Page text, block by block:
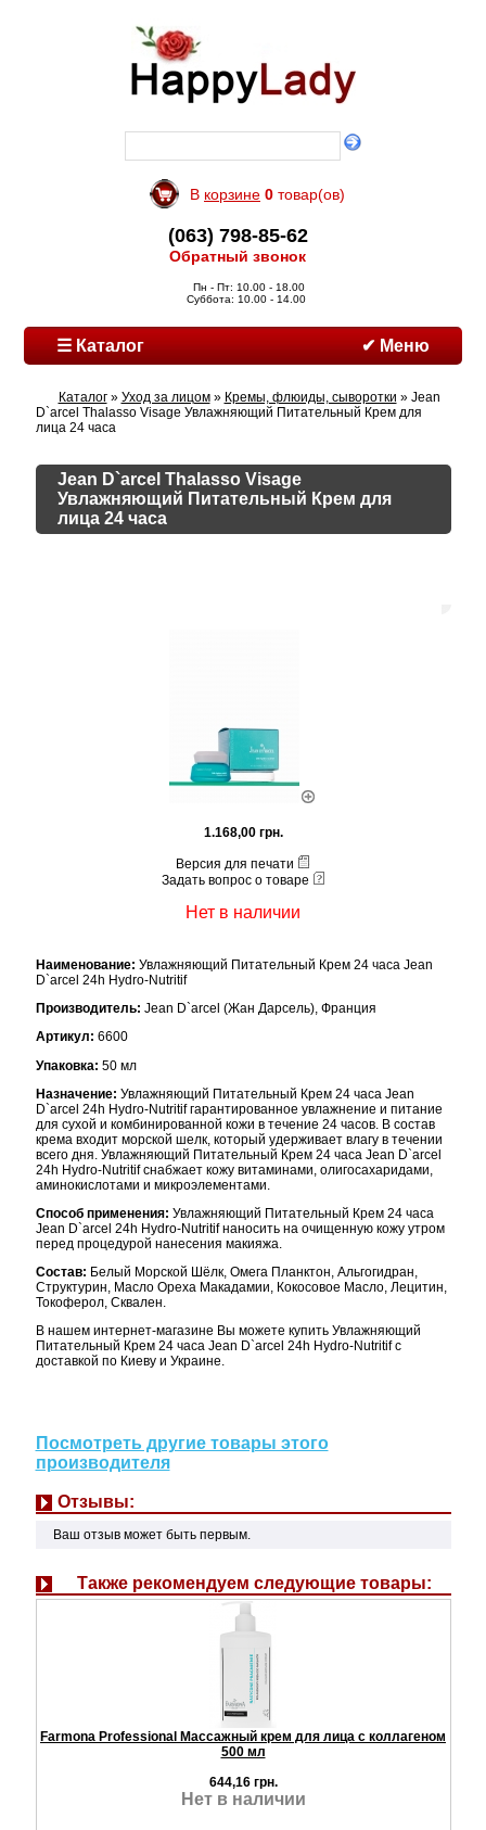
В корзине 0 товар(ов)
(063) 798-85-62
Обратный звонок
Пн - Пт: 10.00 - 18.00
Суббота: 10.00 - 14.00
☰ Каталог ✔ Меню
Каталог» Уход за лицом» Кремы, флюиды, сыворотки » Jean
D`arcel Thalasso Visage Увлажняющий Питательный Крем для
лица 24 часа
Jean D`arcel Thalasso Visage
Увлажняющий Питательный Крем для
лица 24 часа
1.168,00 грн.
Версия для печати
Задать вопрос о товаре
Нет в наличии
Наименование: Увлажняющий Питательный Крем 24 часа Jean
D`arcel 24h Hydro-Nutritif
Производитель: Jean D`arcel (Жан Дарсель), Франция
Артикул: 6600
Упаковка: 50 мл
Назначение: Увлажняющий Питательный Крем 24 часа Jean
D`arcel 24h Hydro-Nutritif гарантированное увлажнение и питание
для сухой и комбинированной кожи в течение 24 часов. В состав
крема входит морской шелк, который удерживает влагу в течении
всего дня. Увлажняющий Питательный Крем 24 часа Jean D`arcel
24h Hydro-Nutritif снабжает кожу витаминами, олигосахаридами,
аминокислотами и микроэлементами.
Способ применения: Увлажняющий Питательный Крем 24 часа
Jean D`arcel 24h Hydro-Nutritif наносить на очищенную кожу утром
перед процедурой нанесения макияжа.
Состав: Белый Морской Шёлк, Омега Планктон, Альгогидран,
Структурин, Масло Ореха Макадамии, Кокосовое Масло, Лецитин,
Токоферол, Сквален.
В нашем интернет-магазине Вы можете купить Увлажняющий
Питательный Крем 24 часа Jean D`arcel 24h Hydro-Nutritif с
доставкой по Киеву и Украине.
Посмотреть другие товары этого
производителя
Отзывы:
Ваш отзыв может быть первым.
Также рекомендуем следующие товары:
Farmona Professional Массажный крем для лица с коллагеном
500 мл
644,16 грн.
Нет в наличии